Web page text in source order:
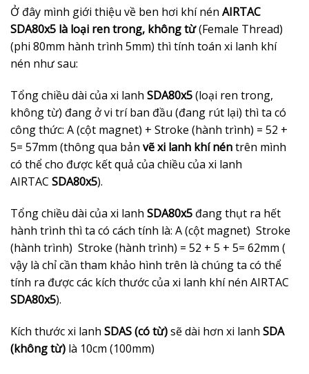
Ở đây mình giới thiệu về ben hơi khí nén AIRTAC
SDA80x5 là loại ren trong, không từ(Female Thread)
(phi 80mm hành trình 5mm) thì tính toán xi lanh khí
nén như sau:
Tổng chiều dài của xi lanh SDA80x5(loại ren trong,
không từ) đang ở vi trí ban đầu (đang rút lại) thì ta có
công thức: A (cột magnet) + Stroke (hành trình) = 52 +
5= 57mm (thông qua bản vẽ xi lanh khí néntrên mình
có thể cho được kết quả của chiều của xi lanh
AIRTAC SDA80x5).
Tổng chiều dài của xi lanh SDA80x5 đang thụt ra hết
hành trình thì ta có cách tính là: A (cột magnet) Stroke
(hành trình) Stroke (hành trình) = 52 + 5 + 5= 62mm (
vậy là chỉ cần tham khảo hình trên là chúng ta có thể
tính ra được các kích thước của xi lanh khí nén AIRTAC
SDA80x5).
Kích thước xi lanh SDAS (có từ)sẽ dài hơn xi lanh SDA
(không từ) là 10cm (100mm)